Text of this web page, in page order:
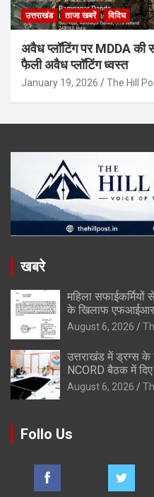
उत्तराखंड ताजा खबरें विविध
अवैध प्लॉटिंग पर MDDA की
फैली अवैध प्लॉटिंग ध्वस्त
January 19, 2026 The Hill
खबरे
महिला
के खिलाफ एफआईआर
August 6, 2026
उत्तराखंड में ड्रग्स
NCORD बैठक में
August 6, 2026
Follo Us